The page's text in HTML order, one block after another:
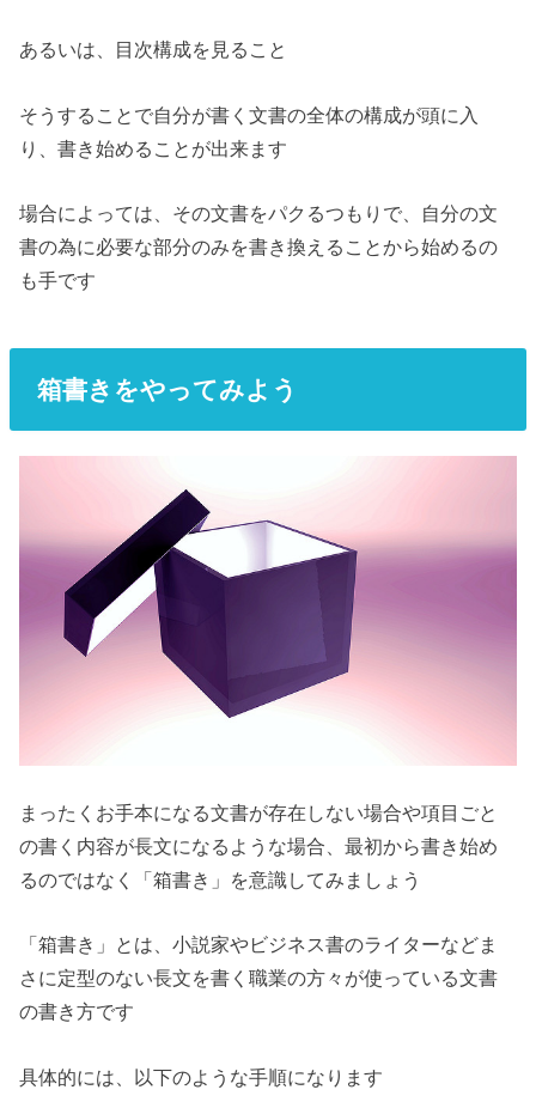
あるいは、目次構成を見ること
そうすることで自分が書く文書の全体の構成が頭に入
り、書き始めることが出来ます
場合によっては、その文書をパクるつもりで、自分の文
書の為に必要な部分のみを書き換えることから始めるの
も手です
箱書きをやってみよう
まったくお手本になる文書が存在しない場合や項目ごと
の書く内容が長文になるような場合、最初から書き始め
るのではなく「箱書き」を意識してみましょう
「箱書き」とは、小説家やビジネス書のライターなどま
さに定型のない長文を書く職業の方々が使っている文書
の書き方です
具体的には、以下のような手順になります